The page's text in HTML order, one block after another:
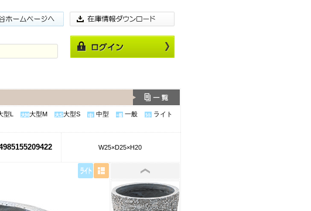
型L 大型M 大型S 中型 一般
ライト
W25×D25×H20